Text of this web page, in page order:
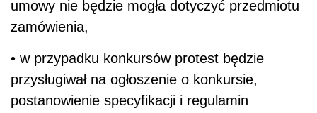
umowy nie będzie mogła dotyczyć przedmiotu
zamówienia,
• w przypadku konkursów protest będzie
przysługiwał na ogłoszenie o konkursie,
postanowienie specyfikacji i regulamin